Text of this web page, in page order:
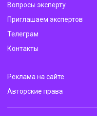
Вопросы эксперту
Приглашаем экспертов
Телеграм
Контакты
Реклама на сайте
Авторские права